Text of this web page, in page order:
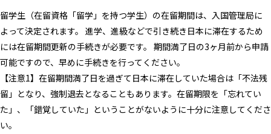
留学生（在留資格「留学」を持つ学生）の在留期間は、入国管理局に
よって決定されます。 進学、進級などで引き続き日本に滞在するため
には在留期間更新の手続きが必要です。 期間満了日の3ヶ月前から申請
可能ですので、早めに手続きを行ってください。
【注意1】在留期間満了日を過ぎて日本に滞在していた場合は「不法残
留」となり、強制退去となることもあります。在留期限を「忘れてい
た」、「錯覚していた」ということがないように十分に注意してくださ
い。